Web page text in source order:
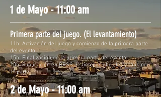
1 de Mayo - 11:00 am
Primera parte del juego. (El levantamiento)
11h: Activación del juego y comienzo de la primera parte
del evento.
15h: Finalización de la primera parte del evento.
20h: Publicación en RRSS de tiempos oficiales y ranking
1ª parte.
2 de Mayo - 11:00 am